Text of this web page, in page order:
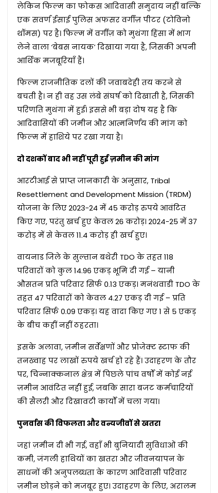
लेकिन फिल्म का फोकस आदिवासी समुदाय नहीं बल्कि
एक सवर्ण ईसाई पुलिस अफसर वर्गीज़ पीटर (टोविनो
थॉमस) पर है। फिल्म में वर्गीज़ को मुथंगा हिंसा में भाग
लेने वाला ‘बेबस नायक’ दिखाया गया है, जिसकी अपनी
आर्थिक मजबूरियाँ हैं।
फिल्म राजनीतिक दलों की जवाबदेही तय करने से
बचती है। न ही वह उस लंबे संघर्ष को दिखाती है, जिसकी
परिणति मुथंगा में हुई। इससे भी बड़ा दोष यह है कि
आदिवासियों की जमीन और आत्मनिर्णय की मांग को
फिल्म में हाशिये पर रखा गया है।
दो दशकों बाद भी नहीं पूरी हुई ज़मीन की मांग
आरटीआई से प्राप्त जानकारी के अनुसार, Tribal
Resettlement and Development Mission (TRDM)
योजना के लिए 2023-24 में 45 करोड़ रुपये आवंटित
किए गए, परंतु खर्च हुए केवल 26 करोड़। 2024-25 में 37
करोड़ में से केवल 11.4 करोड़ ही खर्च हुए।
वायनाड जिले के सुल्तान बथेरी TDO के तहत 118
परिवारों को कुल 14.96 एकड़ भूमि दी गई – यानी
औसतन प्रति परिवार सिर्फ 0.13 एकड़। मनंथवाडी TDO के
तहत 47 परिवारों को केवल 4.27 एकड़ दी गई – प्रति
परिवार सिर्फ 0.09 एकड़। यह वादा किए गए 1 से 5 एकड़
के बीच कहीं नहीं ठहरता।
इसके अलावा, ज़मीन सर्वेक्षणों और प्रोजेक्ट स्टाफ की
तनख्वाह पर लाखों रुपये खर्च हो रहे हैं। उदाहरण के तौर
पर, चिन्नाक्कनाल क्षेत्र में पिछले पांच वर्षों में कोई नई
ज़मीन आवंटित नहीं हुई, जबकि सारा बजट कर्मचारियों
की सैलरी और दिखावटी कार्यों में चला गया।
पुनर्वास की विफलता और वन्यजीवों से खतरा
जहां ज़मीन दी भी गई, वहाँ भी बुनियादी सुविधाओं की
कमी, जंगली हाथियों का खतरा और जीवनयापन के
साधनों की अनुपलब्धता के कारण आदिवासी परिवार
ज़मीन छोड़ने को मजबूर हुए। उदाहरण के लिए, अरालम